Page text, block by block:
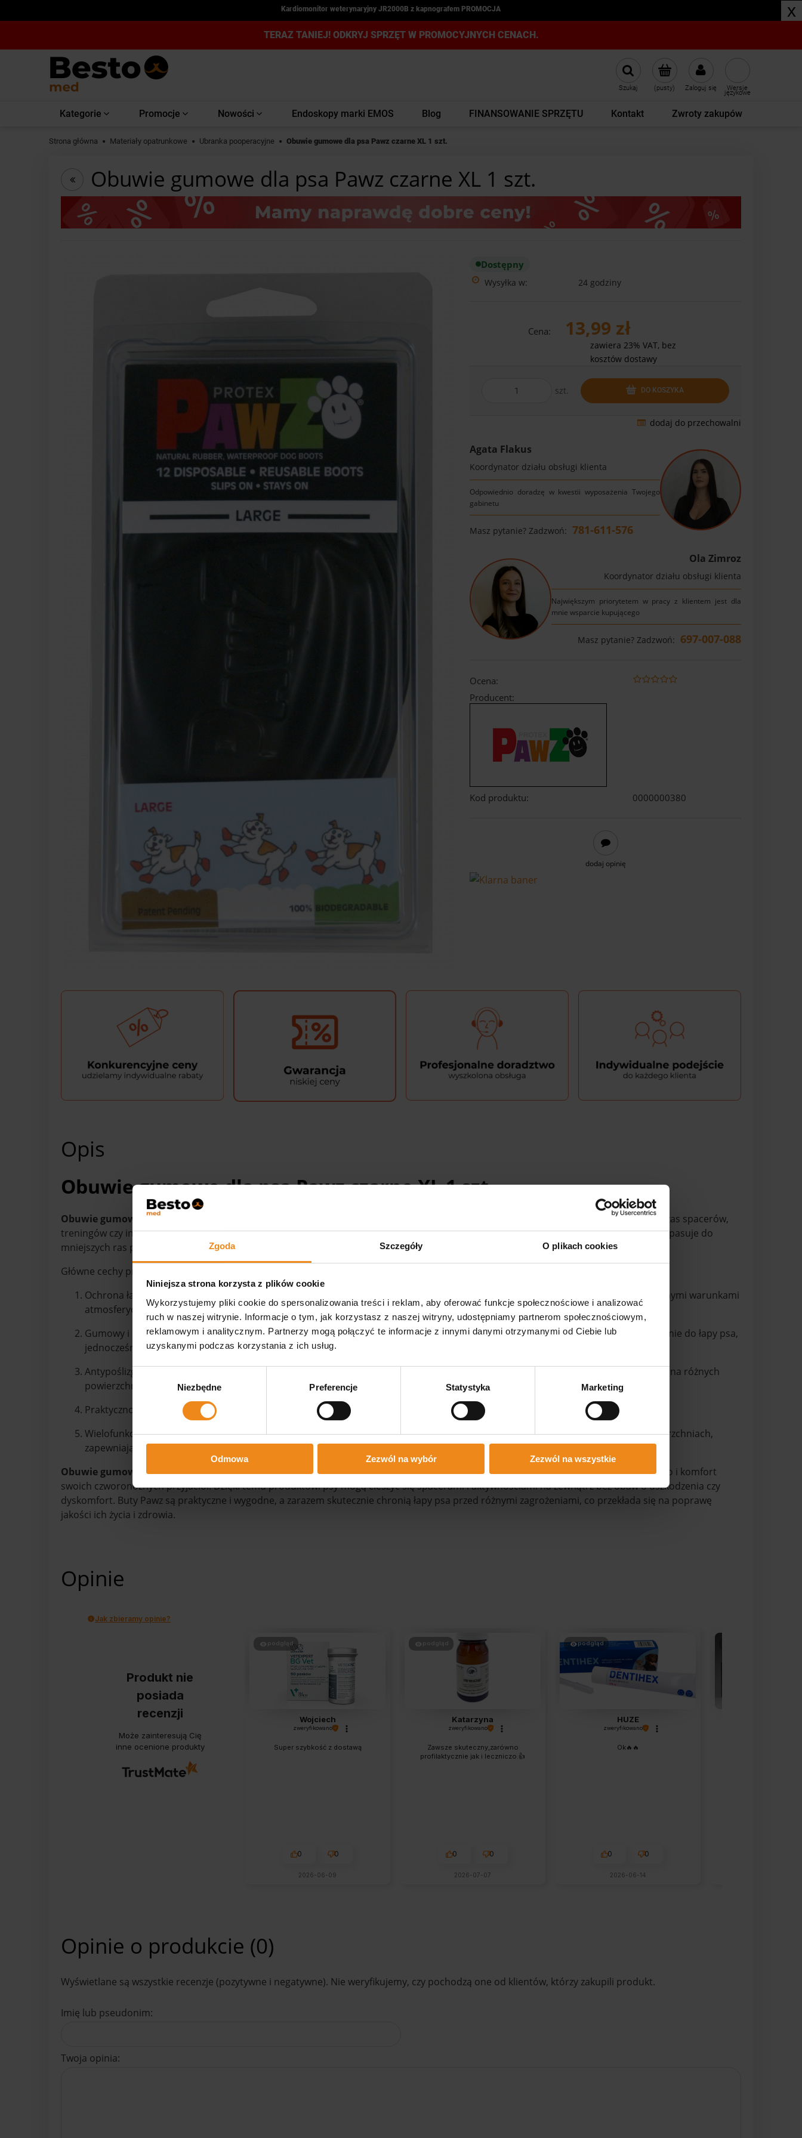
Zgoda Szczegóły O plikach cookies
Niniejsza strona korzysta z plików cookie
Wykorzystujemy pliki cookie do spersonalizowania treści i reklam, aby oferować funkcje społecznościowe i analizować
ruch w naszej witrynie. Informacje o tym, jak korzystasz z naszej witryny, udostępniamy partnerom społecznościowym,
reklamowym i analitycznym. Partnerzy mogą połączyć te informacje z innymi danymi otrzymanymi od Ciebie lub
uzyskanymi podczas korzystania z ich usług.
Wybór
zgody
Niezbędne Preferencje Statystyka Marketing
Odmowa Zezwól na wybór Zezwól na wszystkie
Kardiomonitor weterynaryjny JR2000B z kapnografem PROMOCJA x
TERAZ TANIEJ! ODKRYJ SPRZĘT W PROMOCYJNYCH CENACH.
(pusty) Zaloguj się
Szukaj Wersje
językowe
Kategorie Promocje Nowości Endoskopy marki EMOS Blog FINANSOWANIE SPRZĘTU Kontakt Zwroty zakupów
Strona główna Materiały opatrunkowe Ubranka pooperacyjne Obuwie gumowe dla psa Pawz czarne XL 1 szt.
Obuwie gumowe dla psa Pawz czarne XL 1 szt.
Dostępny
Wysyłka w: 24 godziny
Cena: 13,99 zł
zawiera 23% VAT, bez
kosztów dostawy
szt. DO KOSZYKA
dodaj do przechowalni
Agata Flakus
Koordynator działu obsługi klienta
Odpowiednio doradzę w kwestii wyposażenia Twojego
gabinetu
Masz pytanie? Zadzwoń: 781-611-576
Ola Zimroz
Koordynator działu obsługi klienta
Największym priorytetem w pracy z klientem jest dla
mnie wsparcie kupującego
Masz pytanie? Zadzwoń: 697-007-088
Ocena:
Producent:
Kod produktu: 0000000380
dodaj opinię
Opis
Obuwie gumowe dla psa Pawz czarne XL 1 szt.
Obuwie gumowe Pawz
to innowacyjny produkt zaprojektowany specjalnie dla psów, mający na celu zapewnienie ochrony ich łap podczas spacerów,
treningów czy innych aktywności na różnych powierzchniach. Zestaw zawiera 1 sztukę gumowego buta w rozmiarze XS, które doskonale pasuje do
mniejszych ras psów, takich jak szpice, yorkshire terriery czy chihuahua.
Główne cechy produktu:
Ochrona łap: Obuwie gumowe Pawz zapewnia ochronę łap psa przed drobnymi uszkodzeniami, zanieczyszczeniem oraz ekstremalnymi warunkami
atmosferycznymi, takimi jak deszcz, śnieg czy gorący asfalt.
Gumowy i elastyczny materiał: Buty wykonane są z wytrzymałego, ale elastycznego materiału, który zapewnia doskonałe dopasowanie do łapy psa,
jednocześnie pozwalając na naturalne ruchy i komfort.
Antypoślizgowa podeszwa: Gumowa podeszwa butów Pawz posiada antypoślizgowe właściwości, co zapewnia lepszą przyczepność na różnych
powierzchniach, eliminując ryzyko poślizgnięć i upadków.
Praktyczność: Buty Pawz są lekkie, łatwe w zakładaniu i zdejmowaniu, a także łatwe do czyszczenia po zabrudzeniach.
Wielofunkcyjność: Obuwie gumowe doskonale sprawdzi się podczas spacerów po asfalcie, trawie, piasku czy też na mokrych nawierzchniach,
zapewniając psu komfort i ochronę łap.
Obuwie gumowe dla psa Pawz czarne XL - 1 szt.to niezastąpiony dodatek dla właścicieli psów, którzy pragną zadbać o bezpieczeństwo i komfort
swoich czworonożnych przyjaciół. Dzięki temu produktowi psy mogą cieszyć się spacerami i aktywnościami na zewnątrz bez obaw o uszkodzenia czy
dyskomfort. Buty Pawz są praktyczne i wygodne, a zarazem skutecznie chronią łapy psa przed różnymi zagrożeniami, co przekłada się na poprawę
jakości ich życia i zdrowia.
Opinie
Jak zbieramy opinie?
Produkt nie
posiada
recenzji
Może zainteresują Cię
inne ocenione produkty
podgląd
Wojciech
zweryfikowano
Super szybkość z dostawą
0 0
2026-06-09
podgląd
Katarzyna
zweryfikowano
Zawsze skuteczny,zarówno
profilaktycznie jak i leczniczo.👍️
0 0
2026-07-07
podgląd
HUZE
zweryfikowano
Ok🔥🔥
0 0
2026-06-14
Opinie o produkcie (0)
Wyświetlane są wszystkie recenzje (pozytywne i negatywne). Nie weryfikujemy, czy pochodzą one od klientów, którzy zakupili produkt.
Imię lub pseudonim:
Twoja opinia: